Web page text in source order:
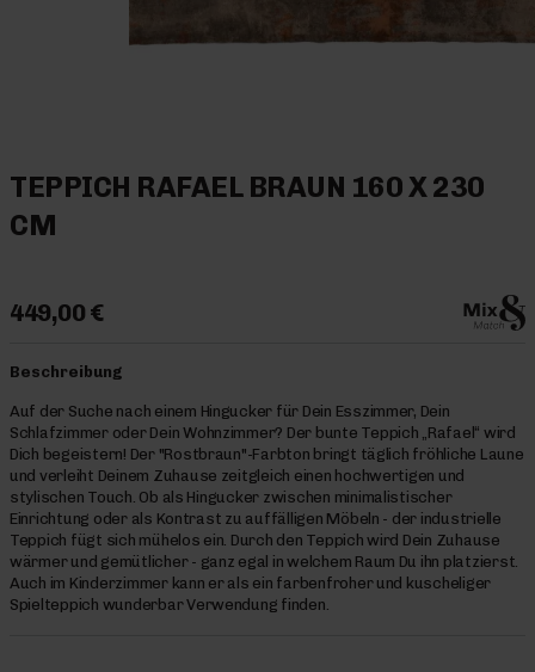
TEPPICH RAFAEL BRAUN 160 X 230
CM
449,00 €
Beschreibung
Auf der Suche nach einem Hingucker für Dein Esszimmer, Dein
Schlafzimmer oder Dein Wohnzimmer? Der bunte Teppich „Rafael“ wird
Dich begeistern! Der "Rostbraun"-Farbton bringt täglich fröhliche Laune
und verleiht Deinem Zuhause zeitgleich einen hochwertigen und
stylischen Touch. Ob als Hingucker zwischen minimalistischer
Einrichtung oder als Kontrast zu auffälligen Möbeln - der industrielle
Teppich fügt sich mühelos ein. Durch den Teppich wird Dein Zuhause
wärmer und gemütlicher - ganz egal in welchem Raum Du ihn platzierst.
Auch im Kinderzimmer kann er als ein farbenfroher und kuscheliger
Spielteppich wunderbar Verwendung finden.